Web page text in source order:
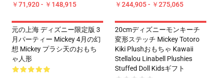
￥71,920 - ￥148,915 ￥244,905 - ￥275,065
元の上海 ディズニー限定版 3
月パーティー Mickey 4月の幻
想 Mickey プラシ天のおもち
ゃ人形
20cmディズニーモンキーチ
変形ステッチ Mickey Totoro
Kiki Plushおもちゃ Kawaii
Stellalou Linabell Plushies
Stuffed Doll Kidsギフト